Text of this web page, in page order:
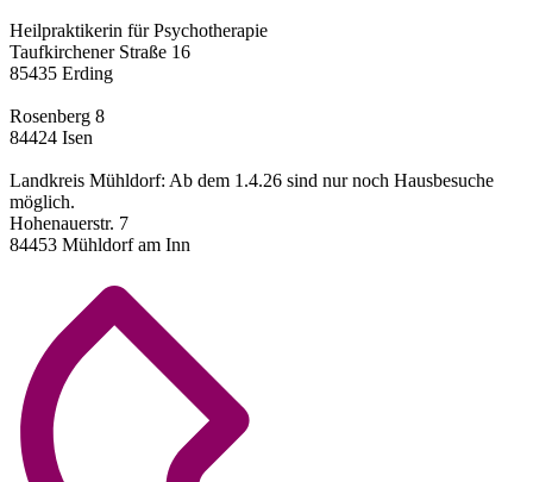
Heilpraktikerin für Psychotherapie
Taufkirchener Straße 16
85435 Erding
Rosenberg 8
84424 Isen
Landkreis Mühldorf: Ab dem 1.4.26 sind nur noch Hausbesuche
möglich.
Hohenauerstr. 7
84453 Mühldorf am Inn